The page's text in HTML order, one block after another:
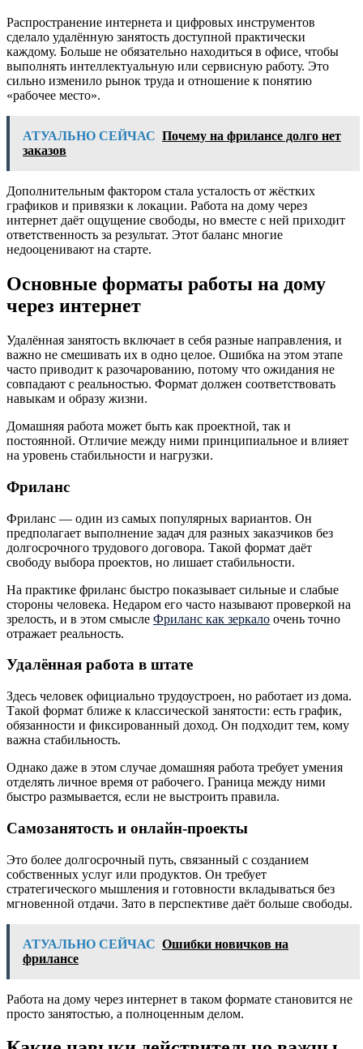
Распространение интернета и цифровых инструментов
сделало удалённую занятость доступной практически
каждому. Больше не обязательно находиться в офисе, чтобы
выполнять интеллектуальную или сервисную работу. Это
сильно изменило рынок труда и отношение к понятию
«рабочее место».
АТУАЛЬНО СЕЙЧАС Почему на фрилансе долго нет
заказов
Дополнительным фактором стала усталость от жёстких
графиков и привязки к локации. Работа на дому через
интернет даёт ощущение свободы, но вместе с ней приходит
ответственность за результат. Этот баланс многие
недооценивают на старте.
Основные форматы работы на дому
через интернет
Удалённая занятость включает в себя разные направления, и
важно не смешивать их в одно целое. Ошибка на этом этапе
часто приводит к разочарованию, потому что ожидания не
совпадают с реальностью. Формат должен соответствовать
навыкам и образу жизни.
Домашняя работа может быть как проектной, так и
постоянной. Отличие между ними принципиальное и влияет
на уровень стабильности и нагрузки.
Фриланс
Фриланс — один из самых популярных вариантов. Он
предполагает выполнение задач для разных заказчиков без
долгосрочного трудового договора. Такой формат даёт
свободу выбора проектов, но лишает стабильности.
На практике фриланс быстро показывает сильные и слабые
стороны человека. Недаром его часто называют проверкой на
зрелость, и в этом смысле Фриланс как зеркало очень точно
отражает реальность.
Удалённая работа в штате
Здесь человек официально трудоустроен, но работает из дома.
Такой формат ближе к классической занятости: есть график,
обязанности и фиксированный доход. Он подходит тем, кому
важна стабильность.
Однако даже в этом случае домашняя работа требует умения
отделять личное время от рабочего. Граница между ними
быстро размывается, если не выстроить правила.
Самозанятость и онлайн-проекты
Это более долгосрочный путь, связанный с созданием
собственных услуг или продуктов. Он требует
стратегического мышления и готовности вкладываться без
мгновенной отдачи. Зато в перспективе даёт больше свободы.
АТУАЛЬНО СЕЙЧАС Ошибки новичков на
фрилансе
Работа на дому через интернет в таком формате становится не
просто занятостью, а полноценным делом.